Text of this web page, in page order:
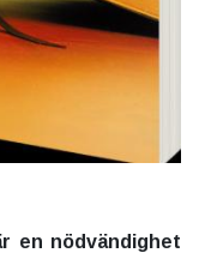
en nödvändighet